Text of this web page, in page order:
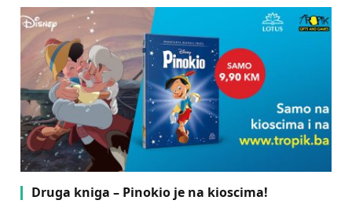
Druga kniga – Pinokio je na kioscima!